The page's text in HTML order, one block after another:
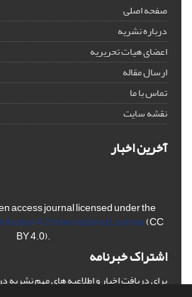
صفحه اصلی
درباره نشریه
اعضای هیات تحریریه
ارسال مقاله
تماس با ما
نقشه سایت
آخرین اخبار
access journal licensed under the
4.0 International License(CC
BY 4.0).
اشتراک خبرنامه
برای دریافت اخبار و اطلاعیه های مهم